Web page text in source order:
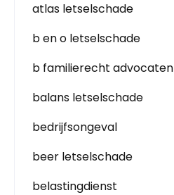
atlas letselschade
b en o letselschade
b familierecht advocaten
balans letselschade
bedrijfsongeval
beer letselschade
belastingdienst